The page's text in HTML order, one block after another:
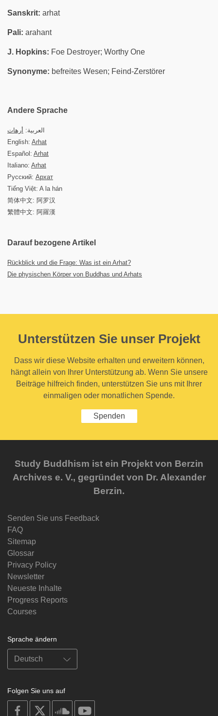
Sanskrit: arhat
Pali: arahant
J. Hopkins: Foe Destroyer; Worthy One
Synonyme: befreites Wesen; Feind-Zerstörer
Andere Sprache
العربية: أرهات
English: Arhat
Español: Arhat
Italiano: Arhat
Русский: Архат
Tiếng Việt: A la hán
简体中文: 阿罗汉
繁體中文: 阿羅漢
Darauf bezogene Artikel
Rückblick und die Frage: Was ist ein Arhat?
Die physischen Körper von Buddhas und Arhats
Unterstützen Sie unser Projekt
Dass wir diese Website erhalten und erweitern können,
hängt allein von Ihrer Unterstützung ab. Wenn Sie unsere
Beiträge hilfreich finden, unterstützen Sie uns mit Ihrer
einmaligen oder monatlichen Spende.
Spenden
Study Buddhism ist ein Projekt von Berzin
Archives e. V., gegründet von Dr. Alexander
Berzin.
Senden Sie uns Feedback
FAQ
Sitemap
Glossar
Privacy Policy
Newsletter
Neueste Inhalte
Progress Reports
Courses
Sprache ändern
Folgen Sie uns auf
on
facebook
soundcloud